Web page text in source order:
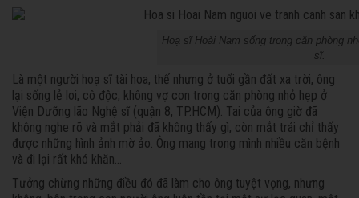
Hoạ sĩ Hoài Nam sống trong căn phòng
sĩ.
Là một người hoạ sĩ tài hoa, thế nhưng ở tuổi gần đất xa trời, ông
lại sống lẻ loi, cô độc, không vợ con trong căn phòng nhỏ hẹp ở
Viện Dưỡng lão Nghệ sĩ (quận 8, TP.HCM). Tai của ông giờ đã
không nghe rõ và mắt phải đã không thấy gì, còn mắt trái chỉ thấy
được những hình ảnh mờ ảo. Ông mang trong mình nhiều căn bệnh
và đi lại rất khó khăn...
Tưởng chừng những điều đó đã làm cho ông tuyệt vọng, nhưng